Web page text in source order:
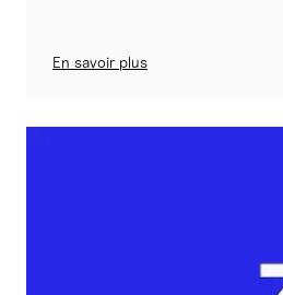
En savoir plus